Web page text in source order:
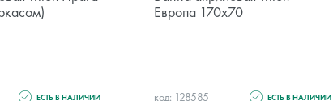
ЕСТЬ В НАЛИЧИИ
Европа 170x70
код: 128585 ЕСТЬ В НАЛИЧИИ